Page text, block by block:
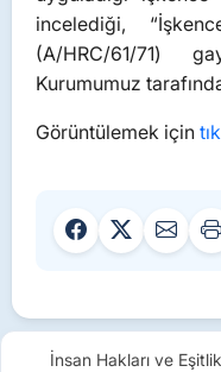
İnsan Hakları ve
incelediği,
(A/HRC/61/71)
Kurumumuz
Görüntülemek için